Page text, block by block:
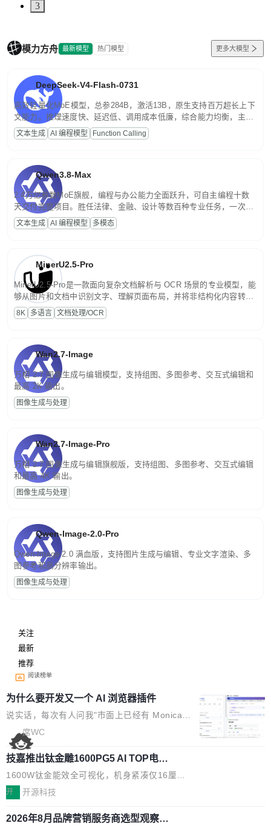
3
模力方舟 最新模型 热门模型 更多大模型
DeepSeek-V4-Flash-0731
高效轻量化MoE模型，总参284B，激活13B，原生支持百万超长上下
文能力。推理速度快、延迟低、调用成本低廉，综合能力均衡，主打
高并发、轻量化任务，适合日常对话、内容创作、基础 RAG、批量
文案处理等普惠刚需场景。
文本生成 AI 编程模型 Function Calling
Qwen3.8-Max
2.4万亿参数MoE旗舰，编程与办公能力全面跃升，可自主编程十数
天交付完整项目。胜任法律、金融、设计等数百种专业任务，一次对
话端到端交付生产级成果。原生视觉理解贯穿规划、执行与验证全流
程，支持超长文档与长视频的深度语义解析。长程任务中自主规划与
文本生成 AI 编程模型 多模态
MinerU2.5-Pro
MinerU2.5-Pro是一款面向复杂文档解析与 OCR 场景的专业模型，能
够从图片和文档中识别文字、理解页面布局，并将非结构化内容转换
为便于存储、检索和二次处理的结构化结果。
8K 多语言 文档处理/OCR
Wan2.7-Image
万相 2.7 图像生成与编辑模型，支持组图、多图参考、交互式编辑和
最高 2K 输出。
图像生成与处理
Wan2.7-Image-Pro
万相 2.7 图像生成与编辑旗舰版，支持组图、多图参考、交互式编辑
和最高 4K 输出。
图像生成与处理
Qwen-Image-2.0-Pro
Qwen-Image-2.0 满血版，支持图片生成与编辑、专业文字渲染、多
图参考和高分辨率输出。
图像生成与处理
关注
最新
推荐
阅读榜单
为什么要开发又一个 AI 浏览器插件
说实话，每次有人问我"市面上已经有 Monica、
Sider、Copilot for Chrome 这些 AI 浏览器插件
了，你为什么还要再做一个"，我都觉得这个问题
问得好。 因为我自己也是从用户变成开发者的。
现有产品的天花板 我用过不少 AI 浏览器插件。
刚开始觉得都挺好——选中一段文字，弹出解
要。但用久了你会发现，它们本质上都是同一类
席WC
技嘉推出钛金雕1600PG5 AI TOP电
源：为发烧级主机与本地AI算力打造旗
舰供电方案
1600W钛金能效全可视化，机身紧凑仅16厘米
继2026台北电脑展首度亮相后，技嘉科技近日正
电源专为发烧级DIY主机与本地AI算力平台打
开 开源科技
2026年8月品牌营销服务商选型观察：